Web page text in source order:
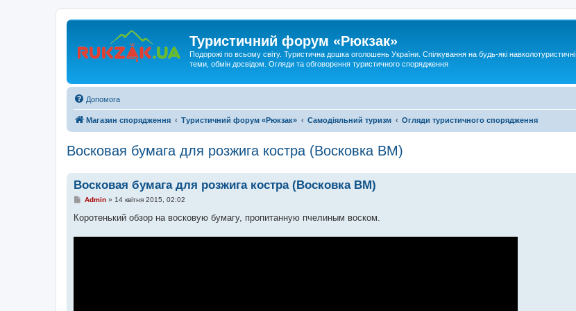
Туристичний форум «Рюкзак»
Подорожі по всьому світу. Туристична дошка оголошень України. Спілкування на будь-які навколотуристичні
теми, обмін досвідом. Огляди та обговорення туристичного спорядження
Допомога
Магазин спорядження Туристичний форум «Рюкзак» Самодіяльний туризм Огляди туристичного спорядження
Восковая бумага для розжига костра (Восковка BM)
Восковая бумага для розжига костра (Восковка BM)
П
в
Admin» 14 квітня 2015, 02:02
Коротенький обзор на восковую бумагу, пропитанную пчелиным воском.